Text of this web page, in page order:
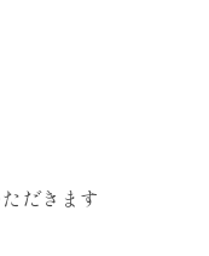
だきます